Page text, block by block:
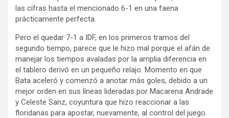
las cifras hasta el mencionado 6-1 en una faena
prácticamente perfecta.
Pero el quedar 7-1 a IDF, en los primeros tramos del
segundo tiempo, parece que le hizo mal porque el afán de
manejar los tiempos avaladas por la amplia diferencia en
el tablero derivó en un pequeño relajo. Momento en que
Bata aceleró y comenzó a anotar más goles, debido a un
mejor orden en sus líneas lideradas por Macarena Andrade
y Celeste Sanz, coyuntura que hizo reaccionar a las
floridanas para apostar, nuevamente, al control del juego.